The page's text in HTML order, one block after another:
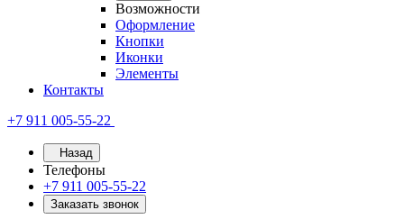
Возможности
Оформление
Кнопки
Иконки
Элементы
Контакты
+7 911 005-55-22
Назад
Телефоны
+7 911 005-55-22
Заказать звонок